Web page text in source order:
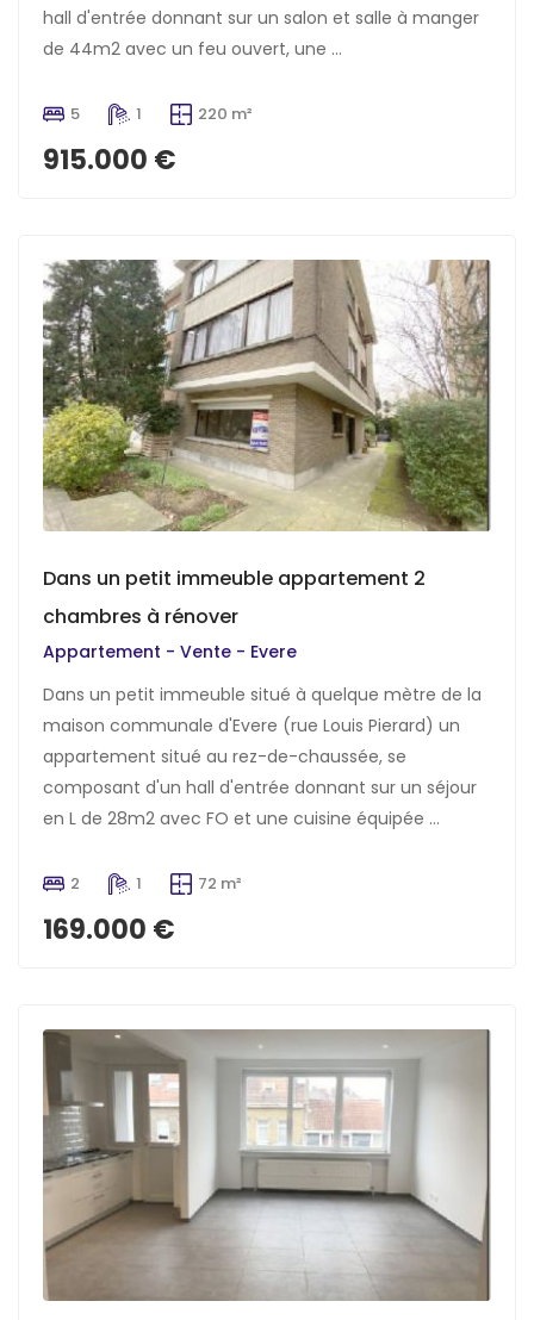
hall d'entrée donnant sur un salon et salle à manger
de 44m2 avec un feu ouvert, une ...
5 1 220 m²
915.000 €
Dans un petit immeuble appartement 2
chambres à rénover
Appartement - Vente - Evere
Dans un petit immeuble situé à quelque mètre de la
maison communale d'Evere (rue Louis Pierard) un
appartement situé au rez-de-chaussée, se
composant d'un hall d'entrée donnant sur un séjour
en L de 28m2 avec FO et une cuisine équipée ...
2 1 72 m²
169.000 €